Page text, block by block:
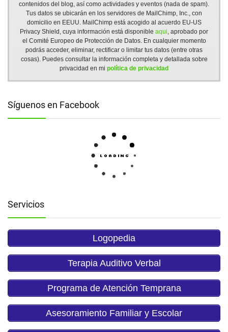
contenidos del blog, así como actividades y eventos (nada de spam).
Tus datos se ubicarán en los servidores de MailChimp, Inc., con
domicilio en EEUU. MailChimp está acogido al acuerdo EU-US
Privacy Shield, cuya información está disponible aqui, aprobado por
el Comité Europeo de Protección de Datos. En cualquier momento
podrás acceder, eliminar, rectificar o limitar tus datos (entre otras
cosas). Puedes consultar la información completa y detallada sobre
privacidad en mi política de privacidad
Síguenos en Facebook
Servicios
Logopedia
Terapia Auditivo Verbal
Programa de Atención Temprana
Asesoramiento Familiar y Escolar